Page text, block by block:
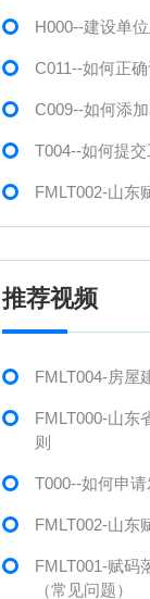
H000--建设单
C011--如何正
C009--如何添
T004--如何提
FMLT002-山东
推荐视频
FMLT004-房屋
FMLT000-山东
则
T000--如何申
FMLT002-山东
FMLT001-赋码
（常见问题）